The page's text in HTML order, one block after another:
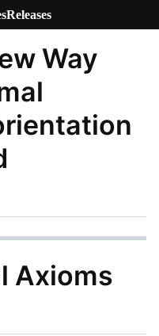
Releases
Way
Axioms